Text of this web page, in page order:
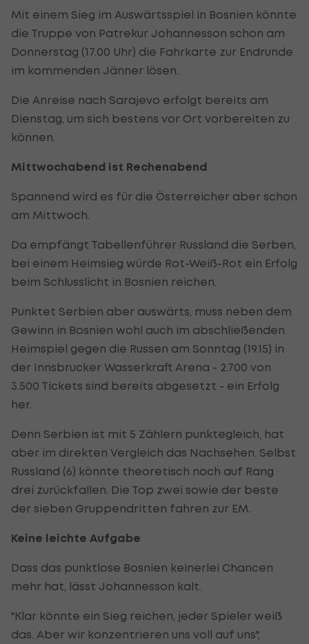
Mit einem Sieg im Auswärtsspiel in Bosnien könnte
die Truppe von Patrekur Johannesson schon am
Donnerstag (17.00 Uhr) die Fahrkarte zur Endrunde
im kommenden Jänner lösen.
Die Anreise nach Sarajevo erfolgt bereits am
Dienstag, um sich bestens vor Ort vorbereiten zu
können.
Mittwochabend ist Rechenabend
Spannend wird es für die Österreicher aber schon
am Mittwoch.
Da empfängt Tabellenführer Russland die Serben,
bei einem Heimsieg würde Rot-Weiß-Rot ein Erfolg
beim Schlusslicht in Bosnien reichen.
Punktet Serbien aber auswärts, muss neben dem
Gewinn in Bosnien wohl auch im abschließenden
Heimspiel gegen die Russen am Sonntag (19.15) in
der Innsbrucker Wasserkraft Arena - 2.700 von
3.500 Tickets sind bereits abgesetzt - ein Erfolg
her.
Denn Serbien ist mit 5 Zählern punktegleich, hat
aber im direkten Vergleich das Nachsehen. Selbst
Russland (6) könnte theoretisch noch auf Rang
drei zurückfallen. Die Top zwei sowie der beste
der sieben Gruppendritten fahren zur EM.
Keine leichte Aufgabe
Dass das punktlose Bosnien keinerlei Chancen
mehr hat, lässt Johannesson kalt.
"Klar könnte ein Sieg reichen, jeder Spieler weiß
das. Aber wir konzentrieren uns voll auf uns",